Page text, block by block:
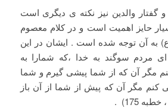
گفتار والدین نیز نکته ی دیگری است
حایز اهمیت است و در کلام معصوم
به آن توجه شده است . ایشان در این
مردم سوگند به خدا ،که شمارا به
مگر آن که از شما پیشی گیرم و شما
کنم مگر آن که پیش از شما از آن باز
175) .